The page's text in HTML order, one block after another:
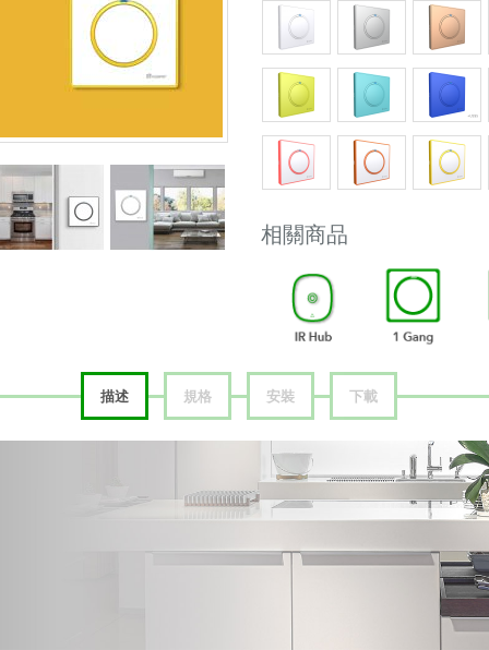
相關商品
描述 規格 安裝 下載